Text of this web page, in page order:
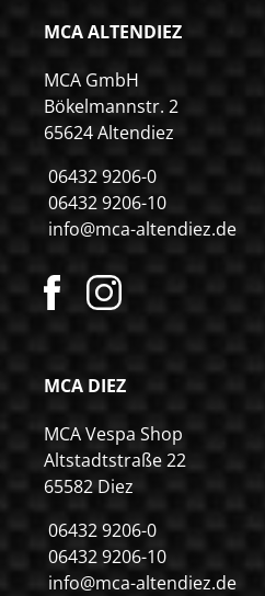
MCA ALTENDIEZ
MCA GmbH
Bökelmannstr. 2
65624 Altendiez
06432 9206-0
06432 9206-10
info@mca-altendiez.de
MCA DIEZ
MCA Vespa Shop
Altstadtstraße 22
65582 Diez
06432 9206-0
06432 9206-10
info@mca-altendiez.de